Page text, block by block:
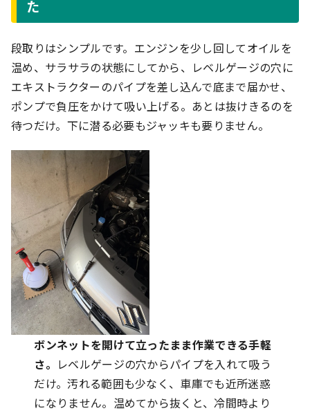
た
段取りはシンプルです。エンジンを少し回してオイルを
温め、サラサラの状態にしてから、レベルゲージの穴に
エキストラクターのパイプを差し込んで底まで届かせ、
ポンプで負圧をかけて吸い上げる。あとは抜けきるのを
待つだけ。下に潜る必要もジャッキも要りません。
ボンネットを開けて立ったまま作業できる手軽
さ。 レベルゲージの穴からパイプを入れて吸う
だけ。汚れる範囲も少なく、車庫でも近所迷惑
になりません。温めてから抜くと、冷間時より